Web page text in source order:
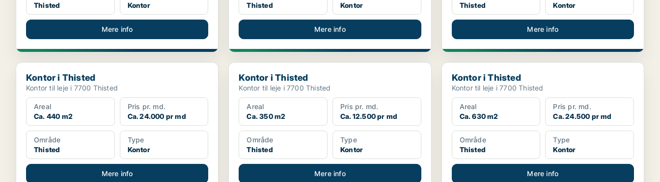
Thisted
Kontor
Mere info
Thisted
Kontor
Mere info
Thisted
Kontor
Mere info
Kontor i Thisted
Kontor i Thisted
Kontor til leje i 7700 Thisted
Areal
Ca. 440 m2
Pris pr. md.
Ca. 24.000 pr md
Område
Thisted
Type
Kontor
Mere info
Kontor i Thisted
Kontor i Thisted
Kontor til leje i 7700 Thisted
Areal
Ca. 350 m2
Pris pr. md.
Ca. 12.500 pr md
Område
Thisted
Type
Kontor
Mere info
Kontor i Thisted
Kontor i Thisted
Kontor til leje i 7700 Thisted
Areal
Ca. 630 m2
Pris pr. md.
Ca. 24.500 pr md
Område
Thisted
Type
Kontor
Mere info